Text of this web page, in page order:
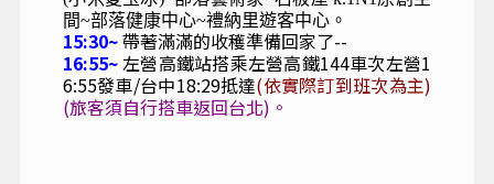
16:00~梅山口遊客中心是桃源區最北端的山
區，也是進入玉山國家公園管理區的門戶，是
南橫公路上唯一的服務站，附近設有梅山販賣
部、露營區提供遊客餐飲。